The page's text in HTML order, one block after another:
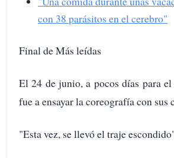
con 38 parásitos en el cerebro"
Final de Más leídas
El 24 de junio, a pocos días para
fue a ensayar la coreografía con sus
"Esta vez, se llevó el traje